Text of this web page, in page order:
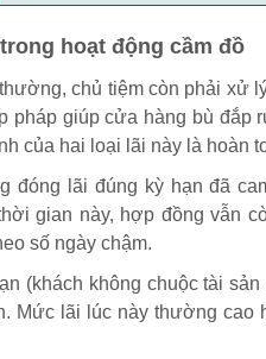
hoạt động cầm đồ
chủ tiệm còn phải xử
giúp cửa hàng bù đắp
của hai loại lãi này là hoàn
đóng lãi đúng kỳ hạn đã
gian này, hợp đồng vẫn
số ngày chậm.
(khách không chuộc tài
Mức lãi lúc này thường